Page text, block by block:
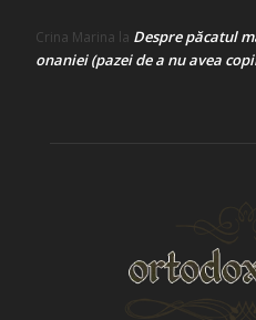
Crina Marina la Despre păcatul
onaniei (pazei de a nu avea